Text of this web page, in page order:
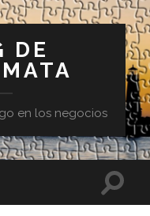
DE
en los negocios